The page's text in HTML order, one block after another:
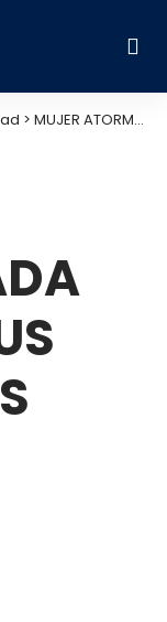
> MUJER ATORMENTADA POR ESPÍRITUS MALIGNOS ES LIBRE EN EL NOMBRE DE JESÚS